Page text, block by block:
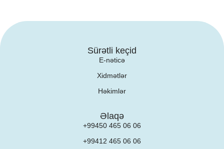
Sürətli keçid
E-nəticə
Xidmətlər
Həkimlər
Əlaqə
+99450 465 06 06
+99412 465 06 06